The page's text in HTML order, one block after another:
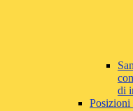
di
Posizioni